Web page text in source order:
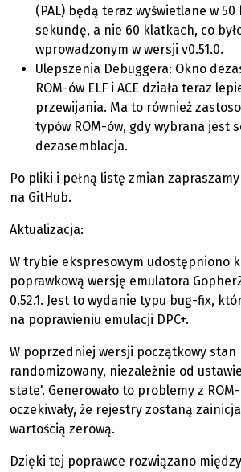
(PAL) będą teraz wyświetlane w
sekundę, a nie 60 klatkach, co
wprowadzonym w wersji v0.51.0.
Ulepszenia Debuggera: Okno
ROM-ów ELF i ACE działa teraz
przewijania. Ma to również
typów ROM-ów, gdy wybrana jest
dezasemblacja.
Po pliki i pełną listę zmian
na GitHub.
Aktualizacja:
W trybie ekspresowym udostępniono
poprawkową wersję emulatora
0.52.1. Jest to wydanie typu bug-fix,
na poprawieniu emulacji DPC+.
W poprzedniej wersji początkowy stan
randomizowany, niezależnie od
state'. Generowało to problemy z
oczekiwały, że rejestry zostaną
wartością zerową.
Dzięki tej poprawce rozwiązano